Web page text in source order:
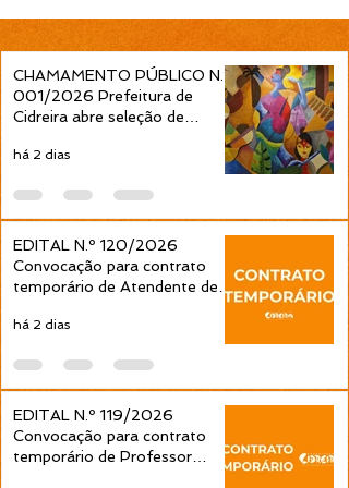
Professor Ensino
Séries é publicada pela
Prefeitura de Cidreira
CHAMAMENTO PÚBLICO N.º
001/2026 Prefeitura de
Cidreira abre seleção de
projetos culturais pela Política
Nacional Aldir Blanc
há 2 dias
EDITAL N.º 120/2026
Convocação para contrato
temporário de Atendente de
pela Prefeitura de Cidreira
há 2 dias
EDITAL N.º 119/2026
Convocação para contrato
temporário de Professor